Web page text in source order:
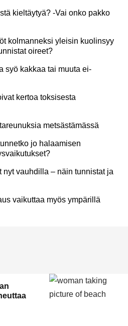
kieltäytyä? -Vai onko pakko
kolmanneksi yleisin kuolinsyy
oireet?
syö kakkaa tai muuta ei-
kertoa toksisesta
metsästämässä
jo halaamisen
nyt vauhdilla – näin tunnistat ja
vaikuttaa myös ympärillä